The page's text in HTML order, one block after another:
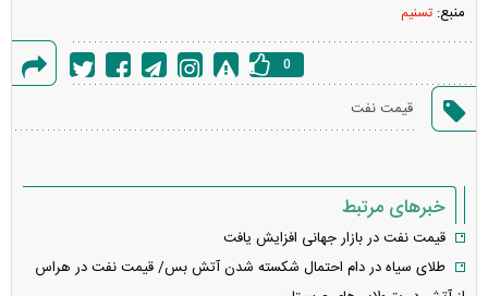
منبع: تسنیم
خطا
0
قیمت نفت
خبرهای مرتبط
قیمت نفت در بازار جهانی افزایش یافت
طلای سیاه در دام احتمال شکسته شدن آتش بس/ قیمت نفت در هراس